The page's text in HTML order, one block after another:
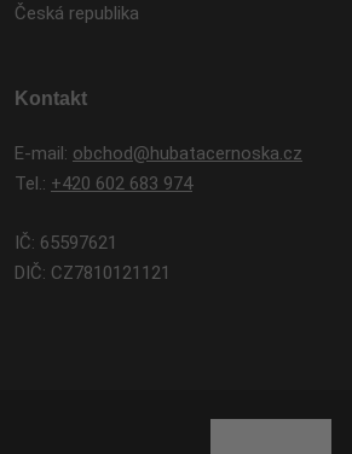
Česká republika
Kontakt
E-mail: obchod@hubatacernoska.cz
Tel.: +420 602 683 974
IČ: 65597621
DIČ: CZ7810121121